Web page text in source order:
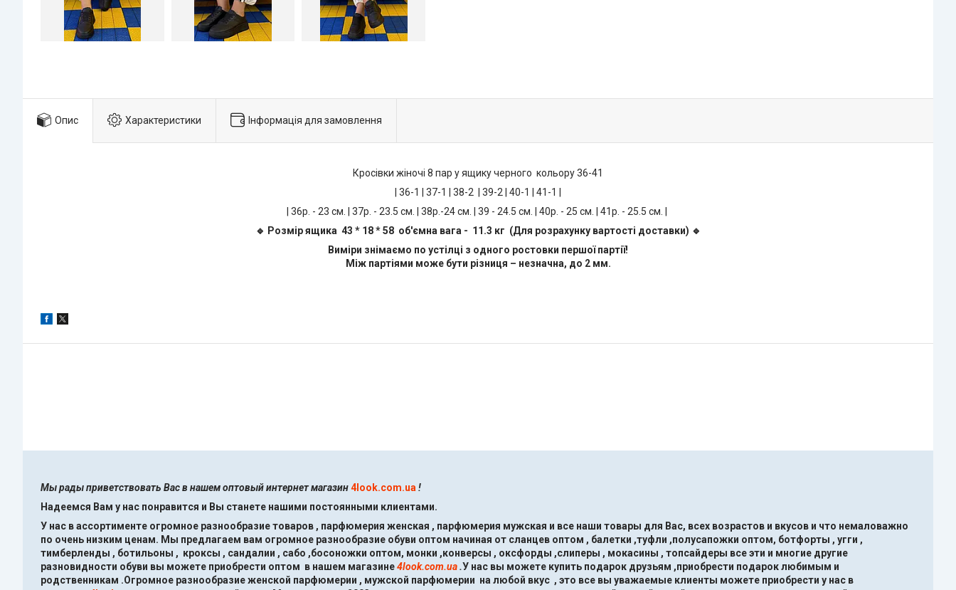
Опис Характеристики Інформація для замовлення
Кросівки жіночі 8 пар у ящику черного кольору 36-41
| 36-1 | 37-1 | 38-2 | 39-2 | 40-1 | 41-1 |
| 36р. - 23 см. | 37р. - 23.5 см. | 38р.-24 см. | 39 - 24.5 см. | 40р. - 25 см. | 41р. - 25.5 см. |
🔹 Розмір ящика 43 * 18 * 58 об'ємна вага - 11.3 кг (Для розрахунку вартості доставки) 🔹
Виміри знімаємо по устілці з одного ростовки першої партії!
Між партіями може бути різниця – незначна, до 2 мм.
Мы рады приветствовать Вас в нашем оптовый интернет магазин4look.com.ua !
Надеемся Вам у нас понравится и Вы станете нашими постоянными клиентами.
У нас в ассортименте огромное разнообразие товаров , парфюмерия женская , парфюмерия мужская и все наши товары для Вас, всех возрастов и вкусов и что немаловажно
по очень низким ценам. Мы предлагаем вам огромное разнообразие обуви оптом начиная от сланцев оптом , балетки ,туфли ,полусапожки оптом, ботфорты , угги ,
тимберленды , ботильоны , кроксы , сандалии , сабо ,босоножки оптом, монки ,конверсы , оксфорды ,слиперы , мокасины , топсайдеры все эти и многие другие
разновидности обуви вы можете приобрести оптом в нашем магазине4look.com.ua.У нас вы можете купить подарок друзьям ,приобрести подарок любимым и
родственникам .Огромное разнообразие женской парфюмерии , мужской парфюмерии на любой вкус , это все вы уважаемые клиенты можете приобрести у нас в